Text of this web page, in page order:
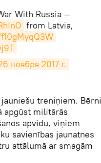
With Russia —
from Latvia,
ноября 2017 г.
treniņiem. Bērni
apgūst militārās
apvidū, viņiem
savienības jaunatnes
attālumā ar smagām